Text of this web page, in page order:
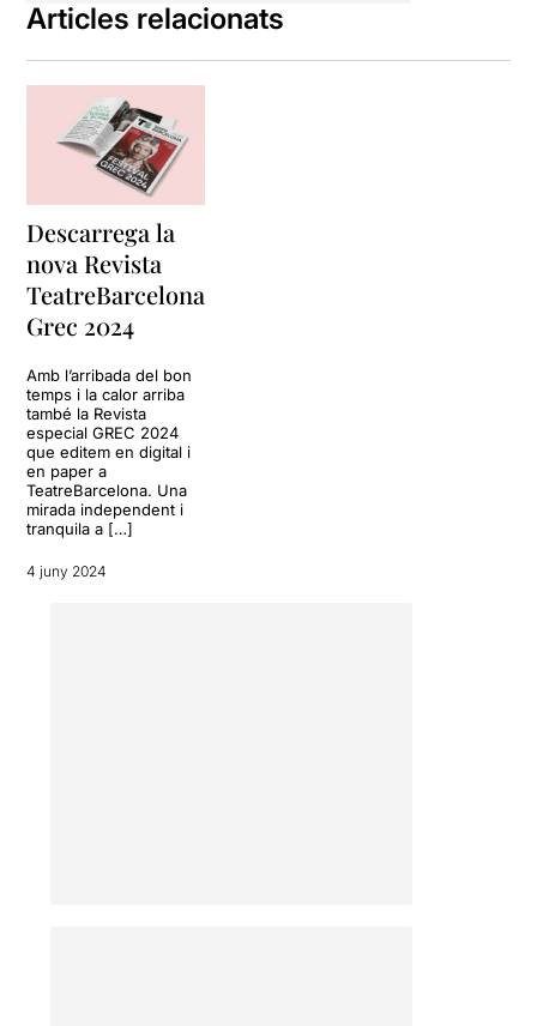
Articles relacionats
Descarrega la
nova Revista
TeatreBarcelona
Grec 2024
Amb l’arribada del bon
temps i la calor arriba
també la Revista
especial GREC 2024
que editem en digital i
en paper a
TeatreBarcelona. Una
mirada independent i
tranquila a […]
4 juny 2024